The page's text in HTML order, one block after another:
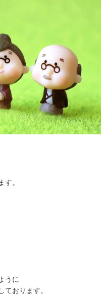
。
うに
おります。